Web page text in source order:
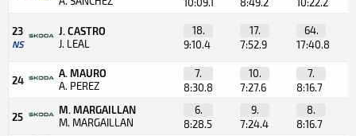
23
NS
J. CASTRO
J. LEAL
18.
9:10.4
17.
7:52.9
64.
17:40.8
24
A. MAURO
A. PEREZ
7.
8:30.8
10.
7:27.6
7.
8:16.7
25
M. MARGAILLAN
M. MARGAILLAN
6.
8:28.5
9.
7:24.4
8.
8:16.7